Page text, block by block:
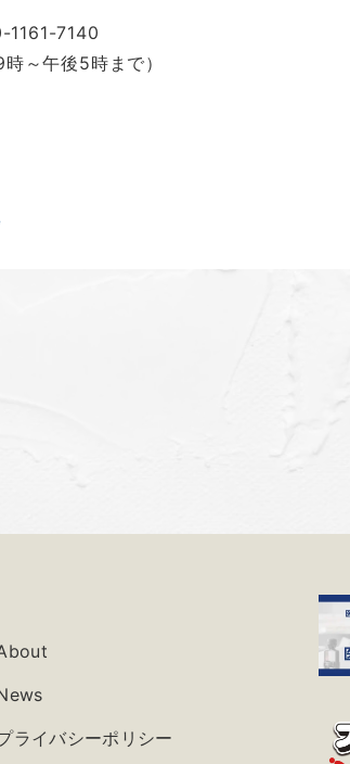
7140
～午後5時まで）
ライバシーポリシー